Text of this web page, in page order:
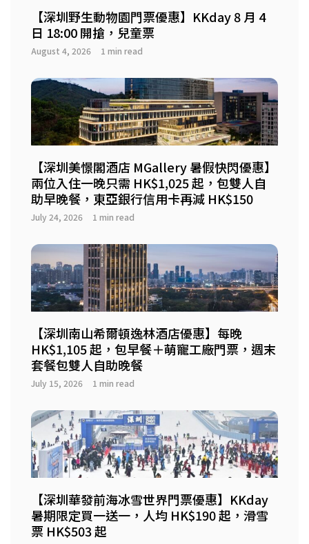
【深圳野生動物園門票優惠】KKday 8 月 4
日 18:00 開搶，兒童票
August 4, 2026 1 min read
【深圳美憬閣酒店 MGallery 暑假快閃優惠】
兩位入住一晚只需 HK$1,025 起，包雙人自
助早晚餐，東亞銀行信用卡再減 HK$150
July 24, 2026 1 min read
【深圳南山希爾頓逸林酒店優惠】每晚
HK$1,105 起，包早餐＋萌寵工廠門票，週末
套餐包雙人自助晚餐
July 15, 2026 1 min read
【深圳華發前海冰雪世界門票優惠】KKday
暑期限定買一送一，人均 HK$190 起，滑雪
票 HK$503 起